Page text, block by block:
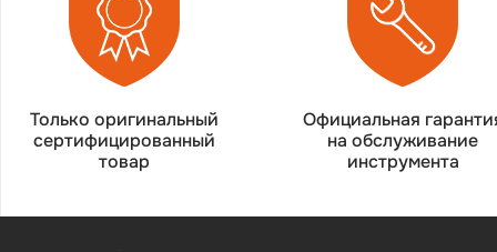
Только оригинальный
сертифицированный
товар
Официальная
на обслуживание
инструмента